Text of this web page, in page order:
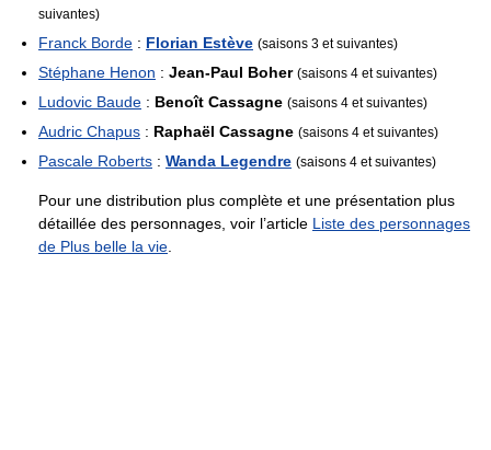
suivantes)
Franck Borde : Florian Estève (saisons 3 et suivantes)
Stéphane Henon : Jean-Paul Boher (saisons 4 et suivantes)
Ludovic Baude : Benoît Cassagne (saisons 4 et suivantes)
Audric Chapus : Raphaël Cassagne (saisons 4 et suivantes)
Pascale Roberts : Wanda Legendre (saisons 4 et suivantes)
Pour une distribution plus complète et une présentation plus
détaillée des personnages, voir l’article Liste des personnages
de Plus belle la vie